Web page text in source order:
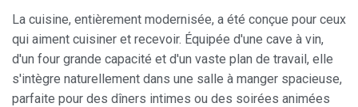
La cuisine, entièrement modernisée, a été conçue pour ceux
qui aiment cuisiner et recevoir. Équipée d'une cave à vin,
d'un four grande capacité et d'un vaste plan de travail, elle
s'intègre naturellement dans une salle à manger spacieuse,
parfaite pour des dîners intimes ou des soirées animées